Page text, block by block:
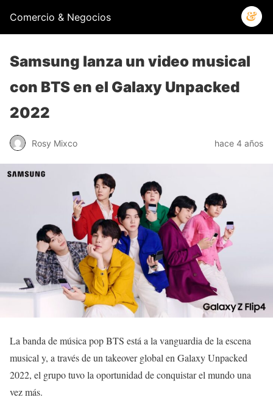
Comercio & Negocios
Samsung lanza un video musical
con BTS en el Galaxy Unpacked
2022
Rosy Mixco hace 4 años
La banda de música pop BTS está a la vanguardia de la escena
musical y, a través de un takeover global en Galaxy Unpacked
2022, el grupo tuvo la oportunidad de conquistar el mundo una
vez más.